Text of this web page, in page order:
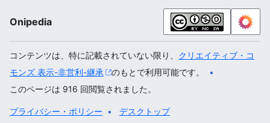
Onipedia
コンテンツは、特に記載されていない限り、 クリエイティブ・コ
モンズ 表示-非営利-継承
のもとで利用可能です。
このページは 916 回閲覧されました。
プライバシー・ポリシー デスクトップ